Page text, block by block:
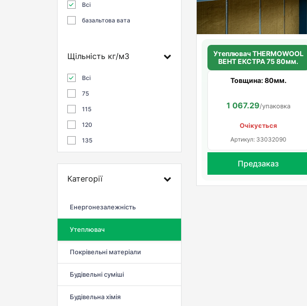
Всі
базальтова вата
Щільність кг/м3
Всі
75
115
120
135
Категорії
Енергонезалежність
Утеплювач
Покрівельні матеріали
Будівельні суміші
Будівельна хімія
Утеплювач THERMOWOOL
ВЕНТ ЕКСТРА 75 80мм.
Товщина: 80мм.
1 067.29/упаковка
Очікується
Артикул: 33032090
Предзаказ